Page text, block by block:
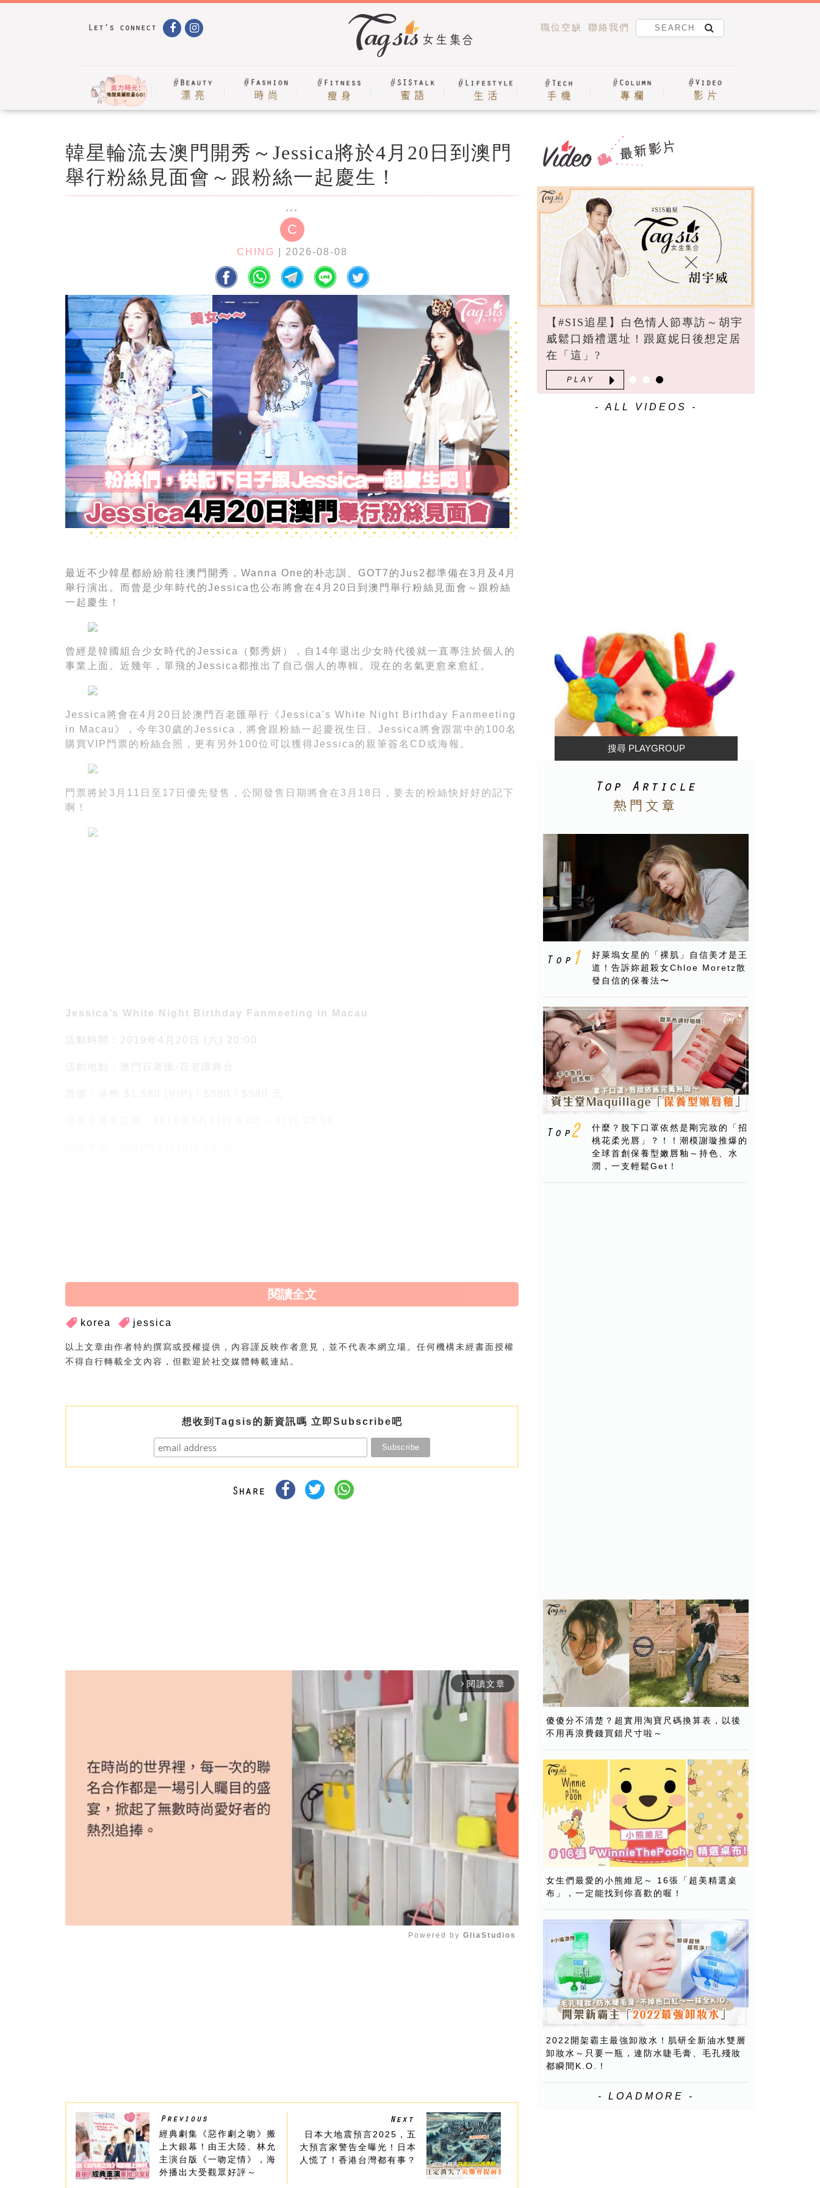
職位空缺 聯絡我們
韓星輪流去澳門開秀～Jessica將於4月20日到澳門
舉行粉絲見面會～跟粉絲一起慶生！
C
CHING | 2026-08-08
最近不少韓星都紛紛前往澳門開秀，Wanna One的朴志訓、GOT7的Jus2都準備在3月及4月
舉行演出。而曾是少年時代的Jessica也公布將會在4月20日到澳門舉行粉絲見面會～跟粉絲
一起慶生！
曾經是韓國組合少女時代的Jessica（鄭秀妍），自14年退出少女時代後就一直專注於個人的
事業上面。近幾年，單飛的Jessica都推出了自己個人的專輯。現在的名氣更愈來愈紅。
Jessica將會在4月20日於澳門百老匯舉行《Jessica's White Night Birthday Fanmeeting
in Macau》，今年30歲的Jessica，將會跟粉絲一起慶祝生日。Jessica將會跟當中的100名
購買VIP門票的粉絲合照，更有另外100位可以獲得Jessica的親筆簽名CD或海報。
門票將於3月11日至17日優先發售，公開發售日期將會在3月18日，要去的粉絲快好好的記下
啊！
Jessica’s White Night Birthday Fanmeeting in Macau
活動時間：2019年4月20日 (六) 20:00
活動地點：澳門百老匯-百老匯舞台
閱讀全文
korea jessica
以上文章由作者特約撰寫或授權提供，內容謹反映作者意見，並不代表本網立場。任何機構未經書面授權
不得自行轉載全文內容，但歡迎於社交媒體轉載連結。
想收到Tagsis的新資訊嗎 立即Subscribe吧
arrow_forward_ios 閱讀文章
Powered by GliaStudios
經典劇集《惡作劇之吻》搬
上大銀幕！由王大陸、林允
主演台版《一吻定情》，海
外播出大受觀眾好評～
日本大地震預言2025，五
大預言家警告全曝光！日本
人慌了！香港台灣都有事？
【#SIS追星】白色情人節專訪～胡宇
威鬆口婚禮選址！跟庭妮日後想定居
在「這」?
PLAY
- ALL VIDEOS -
好萊塢女星的「裸肌」自信美才是王
道！告訴妳超殺女Chloe Moretz散
發自信的保養法〜
什麼？脫下口罩依然是剛完妝的「招
桃花柔光唇」？！！潮模謝璇推爆的
全球首創保養型嫩唇釉～持色、水
潤，一支輕鬆Get！
傻傻分不清楚？超實用淘寶尺碼換算表，以後
不用再浪費錢買錯尺寸啦～
女生們最愛的小熊維尼～ 16張「超美精選桌
布」，一定能找到你喜歡的喔！
2022開架霸主最強卸妝水！肌研全新油水雙層
卸妝水～只要一瓶，連防水睫毛膏、毛孔殘妝
都瞬間K.O.！
- LOADMORE -